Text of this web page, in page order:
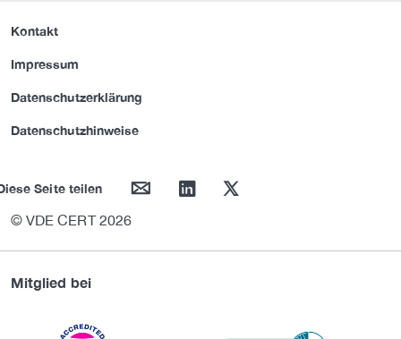
Kontakt
Impressum
Datenschutzerklärung
Datenschutzhinweise
Seite teilen mail linkedin twitter
© VDE CERT 2026
Mitglied bei